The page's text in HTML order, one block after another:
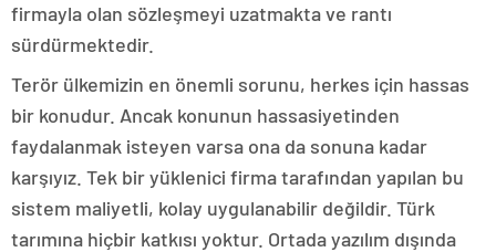
firmayla olan sözleşmeyi uzatmakta ve rantı
sürdürmektedir.
Terör ülkemizin en önemli sorunu, herkes için hassas
bir konudur. Ancak konunun hassasiyetinden
faydalanmak isteyen varsa ona da sonuna kadar
karşıyız. Tek bir yüklenici firma tarafından yapılan bu
sistem maliyetli, kolay uygulanabilir değildir. Türk
tarımına hiçbir katkısı yoktur. Ortada yazılım dışında